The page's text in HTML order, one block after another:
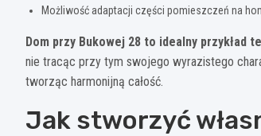
Możliwość adaptacji części pomieszczeń na
Dom przy Bukowej 28 to idealny przykład
nie tracąc przy tym swojego wyrazistego
tworząc harmonijną całość.
Jak stworzyć